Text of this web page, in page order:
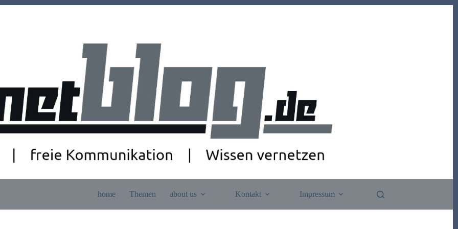
home Themen about us Kontakt Impressum